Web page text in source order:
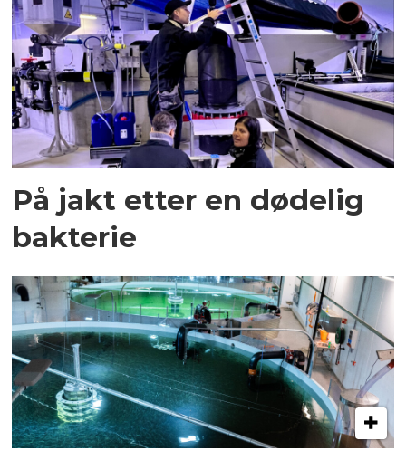
På jakt etter en dødelig
bakterie